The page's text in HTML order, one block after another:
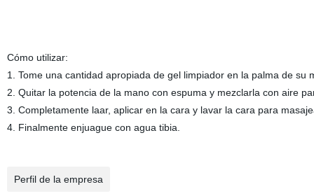
Cómo utilizar:
1. Tome una cantidad apropiada de gel limpiador en la palma de
2. Quitar la potencia de la mano con espuma y mezclarla con aire
3. Completamente laar, aplicar en la cara y lavar la cara para
4. Finalmente enjuague con agua tibia.
Perfil de la empresa